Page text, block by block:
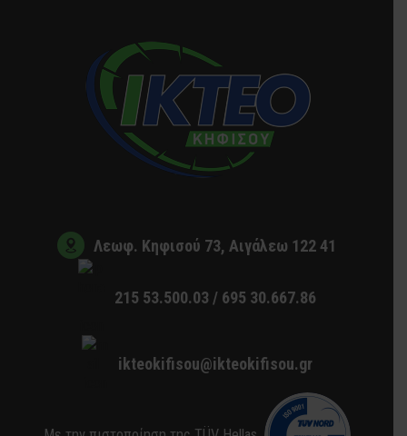
Λεωφ. Κηφισού 73, Αιγάλεω 122 41
215 53.500.03 / 695 30.667.86
ikteokifisou@ikteokifisou.gr